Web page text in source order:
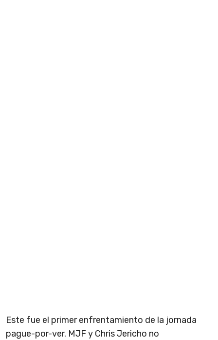
Este fue el primer enfrentamiento de la jornada
pague-por-ver. MJF y Chris Jericho no